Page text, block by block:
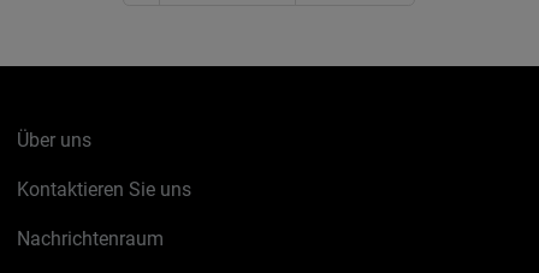
Über uns
Kontaktieren Sie uns
Nachrichtenraum